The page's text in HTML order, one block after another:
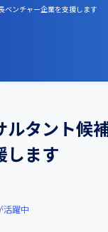
ベンチャー企業を支援します
タント候
します
活躍中